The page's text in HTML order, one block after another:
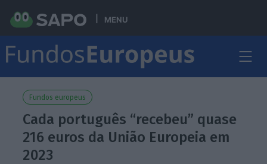
MENU
Fundos europeus
Cada português “recebeu” quase
216 euros da União Europeia em
2023